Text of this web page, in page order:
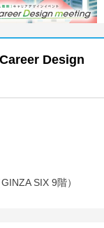
Design
SIX 9階）